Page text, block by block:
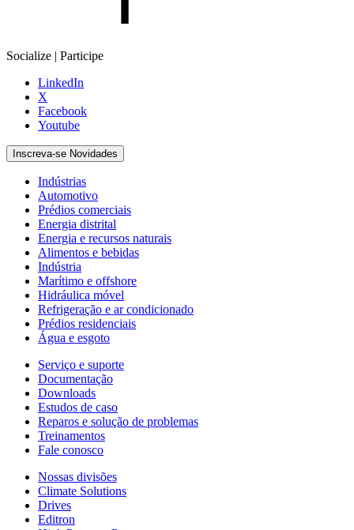
Socialize | Participe
LinkedIn
X
Facebook
Youtube
Inscreva-se Novidades
Indústrias
Automotivo
Prédios comerciais
Energia distrital
Energia e recursos naturais
Alimentos e bebidas
Indústria
Marítimo e offshore
Hidráulica móvel
Refrigeração e ar condicionado
Prédios residenciais
Água e esgoto
Serviço e suporte
Documentação
Downloads
Estudos de caso
Reparos e solução de problemas
Treinamentos
Fale conosco
Nossas divisões
Climate Solutions
Drives
Editron